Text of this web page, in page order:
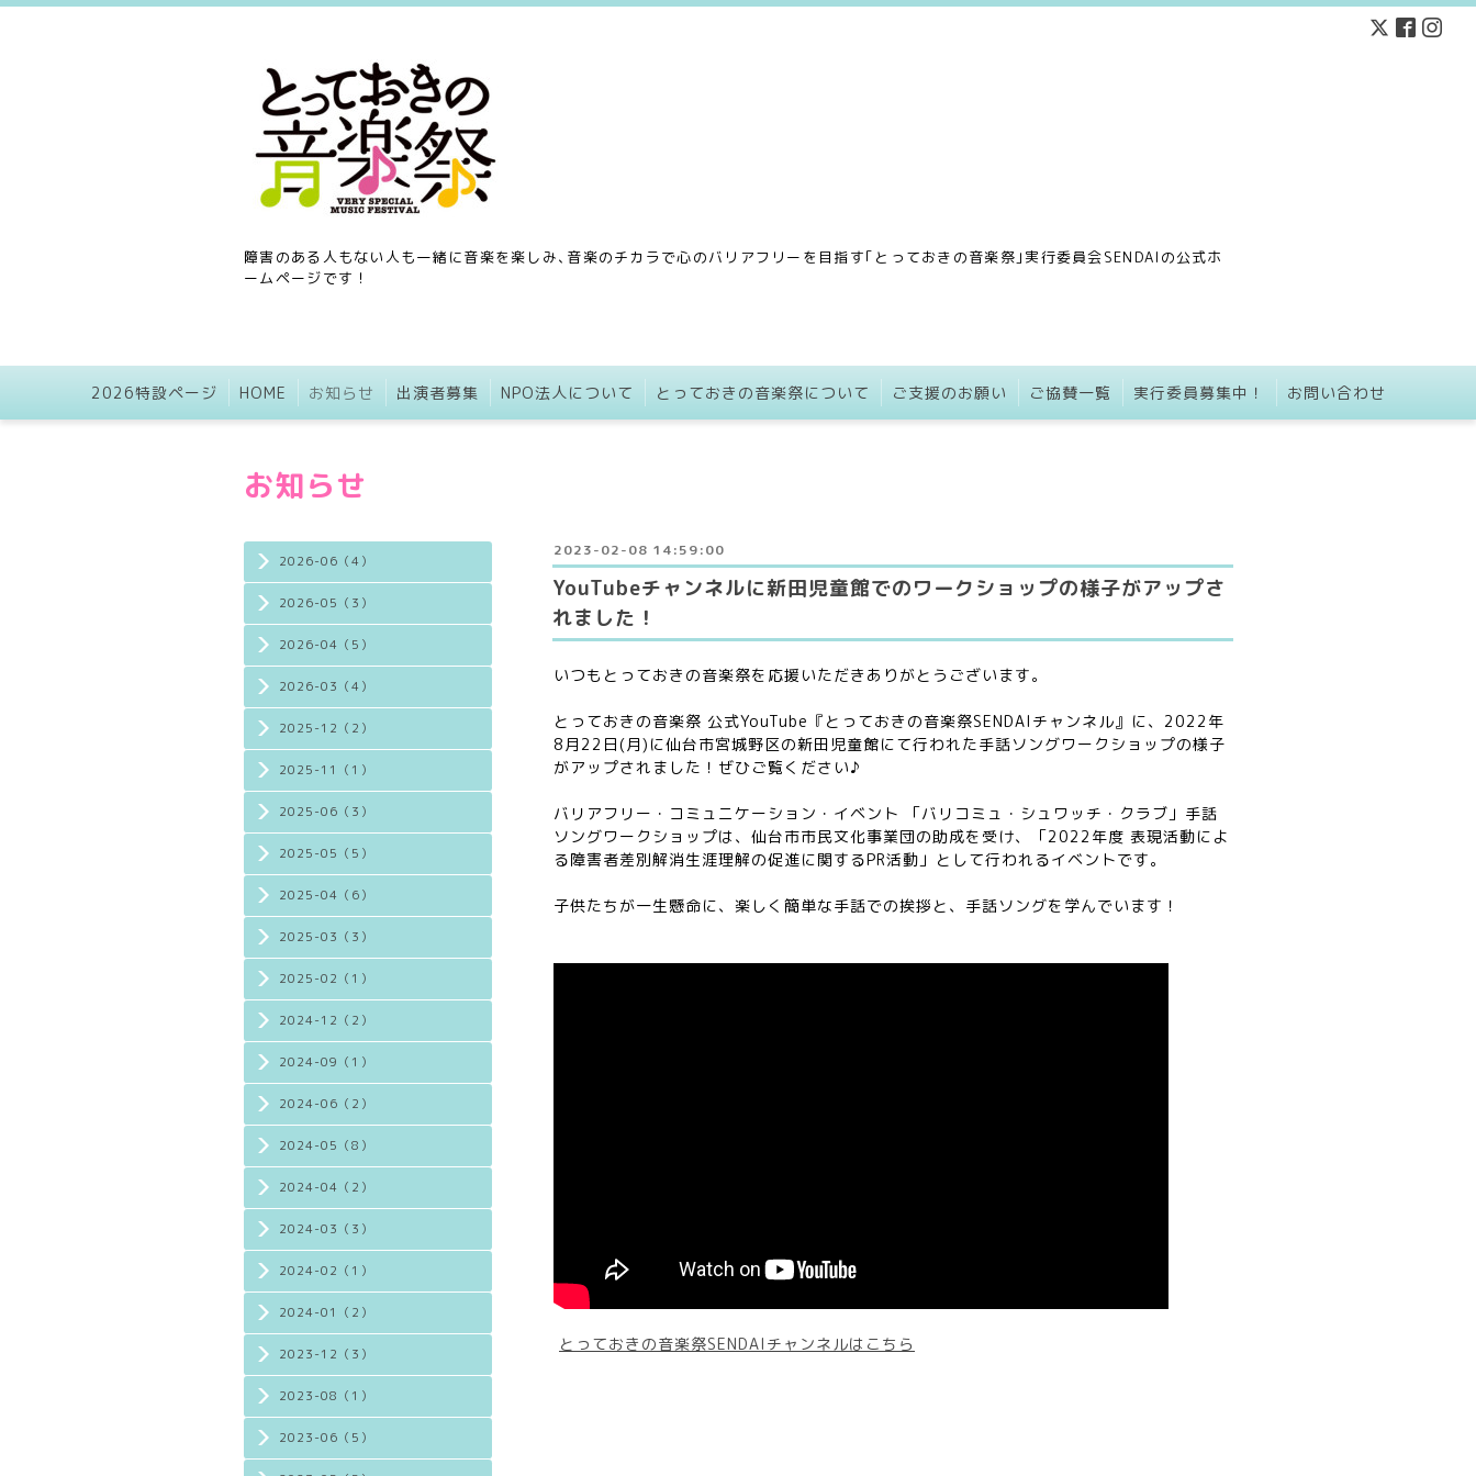
障害のある人もない人も一緒に音楽を楽しみ､音楽のチカラで心のバリアフリーを目指す｢とっておきの音楽祭｣実行委員会SENDAIの公式ホ
ームページです！
2026特設ページ HOME お知らせ 出演者募集 NPO法人について とっておきの音楽祭について ご支援のお願い ご協賛一覧 実行委員募集中！ お問い合わせ
2026-06（4）
2026-05（3）
2026-04（5）
2026-03（4）
2025-12（2）
2025-11（1）
2025-06（3）
2025-05（5）
2025-04（6）
2025-03（3）
2025-02（1）
2024-12（2）
2024-09（1）
2024-06（2）
2024-05（8）
2024-04（2）
2024-03（3）
2024-02（1）
2024-01（2）
2023-12（3）
2023-08（1）
2023-06（5）
お知らせ
2023-02-08 14:59:00
YouTubeチャンネルに新田児童館でのワークショップの様子がアップさ
れました！
いつもとっておきの音楽祭を応援いただきありがとうございます。
とっておきの音楽祭 公式YouTube『とっておきの音楽祭SENDAIチャンネル』に、2022年
8月22日(月)に仙台市宮城野区の新田児童館にて行われた手話ソングワークショップの様子
がアップされました！ぜひご覧ください♪
バリアフリー・コミュニケーション・イベント 「バリコミュ・シュワッチ・クラブ」手話
ソングワークショップは、仙台市市民文化事業団の助成を受け、「2022年度 表現活動によ
る障害者差別解消生涯理解の促進に関するPR活動」として行われるイベントです。
子供たちが一生懸命に、楽しく簡単な手話での挨拶と、手話ソングを学んでいます！
とっておきの音楽祭SENDAIチャンネルはこちら